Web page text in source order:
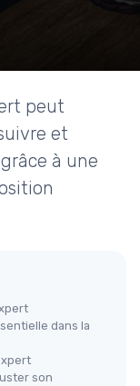
peut
et
à une
dans la
xpert
son